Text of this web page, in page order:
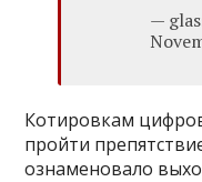
—
Котировкам
пройти
ознаменовало